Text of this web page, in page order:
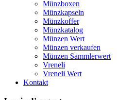
Münzboxen
Münzkapseln
Münzkoffer
Münzkatalog
Münzen Wert
Münzen verkaufen
Münzen Sammlerwert
Vreneli
Vreneli Wert
Kontakt